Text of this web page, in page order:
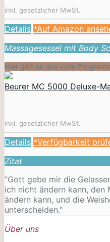
inkl. gesetzlicher MwSt.
Details *Auf Amazon
Massagesessel mit Body
Hier gibt es das volle
Beurer MC 5000 Deluxe-
inkl. gesetzlicher MwSt.
Details *Verfügbarkeit
Zitat
"Gott gebe mir die
ich nicht ändern kann, den
ändern kann, und die
unterscheiden."
Über uns